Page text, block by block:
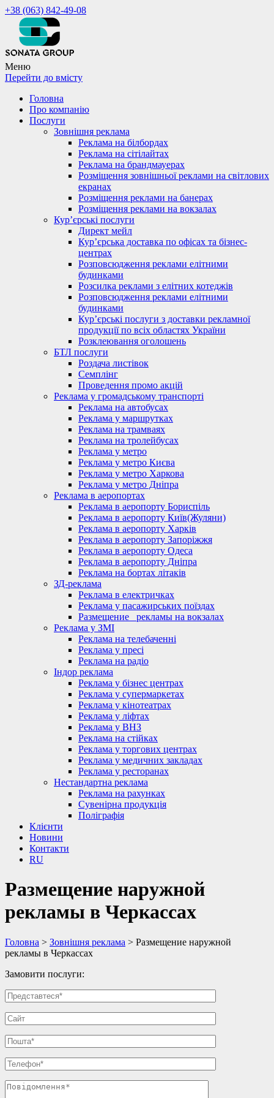
+38 (063) 842-49-08
Меню
Перейти до вмісту
Головна
Про компанію
Послуги
Зовнішня реклама
Реклама на білбордах
Реклама на сітілайтах
Реклама на брандмауерах
Розміщення зовнішньої реклами на світлових
екранах
Розміщення реклами на банерах
Розміщення реклами на вокзалах
Кур’єрські послуги
Директ мейл
Кур’єрська доставка по офісах та бізнес-
центрах
Розповсюдження реклами елітними
будинками
Розсилка реклами з елітних котеджів
Розповсюдження реклами елітними
будинками
Кур’єрські послуги з доставки рекламної
продукції по всіх областях України
Розклеювання оголошень
БТЛ послуги
Роздача листівок
Семплінг
Проведення промо акцій
Реклама у громадському транспорті
Реклама на автобусах
Реклама у маршрутках
Реклама на трамваях
Реклама на тролейбусах
Реклама у метро
Реклама у метро Києва
Реклама у метро Харкова
Реклама у метро Дніпра
Реклама в аеропортах
Реклама в аеропорту Бориспіль
Реклама в аеропорту Київ(Жуляни)
Реклама в аеропорту Харків
Реклама в аеропорту Запоріжжя
Реклама в аеропорту Одеса
Реклама в аеропорту Дніпра
Реклама на бортах літаків
ЗД-реклама
Реклама в електричках
Реклама у пасажирських поїздах
Размещение_ рекламы на вокзалах
Реклама у ЗМІ
Реклама на телебаченні
Реклама у пресі
Реклама на радіо
Індор реклама
Реклама у бізнес центрах
Реклама у супермаркетах
Реклама у кінотеатрах
Реклама у ліфтах
Реклама у ВНЗ
Реклама на стійках
Реклама у торгових центрах
Реклама у медичних закладах
Реклама у ресторанах
Нестандартна реклама
Реклама на рахунках
Сувенірна продукція
Поліграфія
Клієнти
Новини
Контакти
RU
Размещение наружной
рекламы в Черкассах
Головна > Зовнішня реклама > Размещение наружной
рекламы в Черкассах
Замовити послуги: